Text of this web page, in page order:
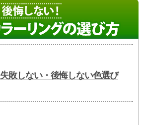
失敗しない・後悔しない色選び